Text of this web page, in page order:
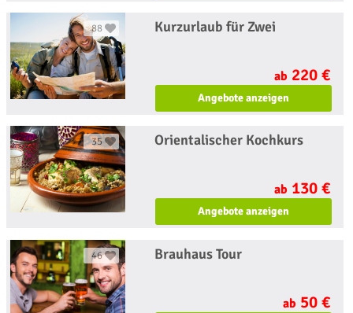
88 Kurzurlaub für Zwei
ab 220 €
Angebote anzeigen
35 Orientalischer Kochkurs
ab 130 €
Angebote anzeigen
46 Brauhaus Tour
ab 50 €